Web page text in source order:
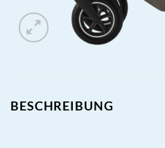
BESCHREIBUNG